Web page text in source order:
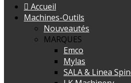
Accueil
Machines-Outils
Nouveautés
MARQUES
Emco
Mylas
SALA & Linea